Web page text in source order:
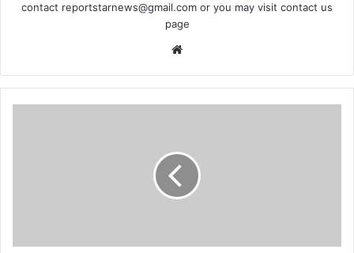
contact reportstarnews@gmail.com or you may visit contact us
page
19वां